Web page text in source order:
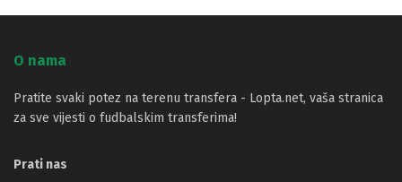
O nama
Pratite svaki potez na terenu transfera - Lopta.net, vaša stranica
za sve vijesti o fudbalskim transferima!
Prati nas